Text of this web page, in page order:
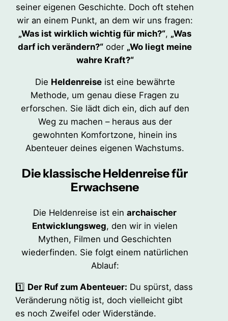
seiner eigenen Geschichte. Doch oft stehen
wir an einem Punkt, an dem wir uns fragen:
„Was ist wirklich wichtig für mich?“, „Was
darf ich verändern?“ oder „Wo liegt meine
wahre Kraft?“
Die Heldenreiseist eine bewährte
Methode, um genau diese Fragen zu
erforschen. Sie lädt dich ein, dich auf den
Weg zu machen – heraus aus der
gewohnten Komfortzone, hinein ins
Abenteuer deines eigenen Wachstums.
Die klassische Heldenreise für
Erwachsene
Die Heldenreise ist einarchaischer
Entwicklungsweg, den wir in vielen
Mythen, Filmen und Geschichten
wiederfinden. Sie folgt einem natürlichen
Ablauf:
1️⃣ Der Ruf zum Abenteuer: Du spürst, dass
Veränderung nötig ist, doch vielleicht gibt
es noch Zweifel oder Widerstände.